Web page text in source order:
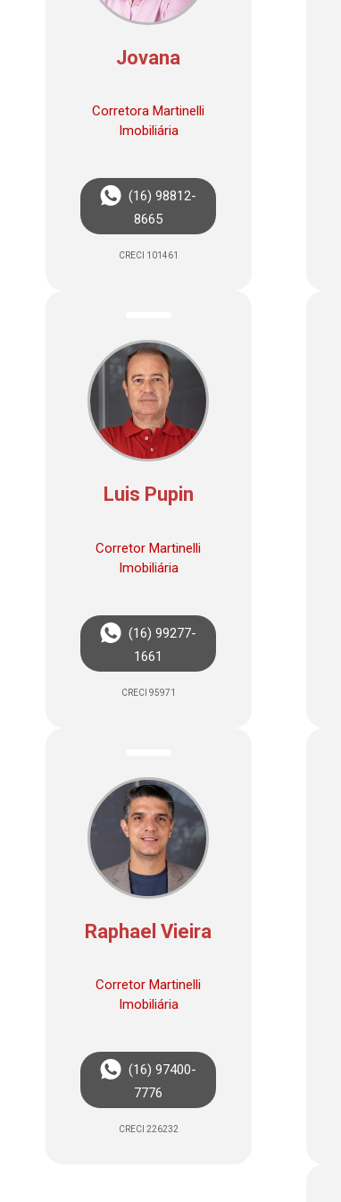
Jovana
Corretora Martinelli
Imobiliária
(16) 98812-
8665
CRECI 101461
Luis Pupin
Corretor Martinelli
Imobiliária
(16) 99277-
1661
CRECI 95971
Raphael Vieira
Corretor Martinelli
Imobiliária
(16) 97400-
7776
CRECI 226232